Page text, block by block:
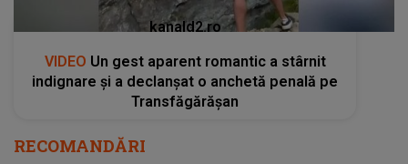
kanald2.ro
VIDEO Un gest aparent romantic a stârnit
indignare și a declanșat o anchetă penală pe
Transfăgărășan
RECOMANDĂRI